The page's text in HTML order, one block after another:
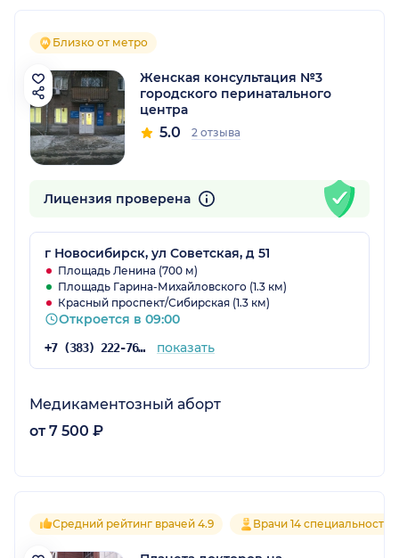
Близко от метро
Женская консультация №3
городского перинатального
центра
5.0 2 отзыва
Лицензия проверена
г Новосибирск, ул Советская, д 51
Площадь Ленина (700 м)
Площадь Гарина-Михайловского (1.3 км)
Красный проспект/Сибирская (1.3 км)
Откроется в 09:00
+7 (383) 222-76-22 показать
Медикаментозный аборт
от 7 500 ₽
Средний рейтинг врачей 4.9 Врачи 14 специальностей